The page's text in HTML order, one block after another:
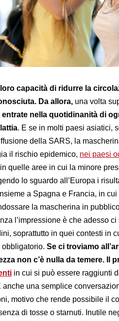
capacità di ridurre la
Da allora, una volta
entrate nella quotidinanità di
. E se in molti paesi asiatici,
della SARS, la
il rischio epidemico, nei paesi
quelle aree in cui la minore
lo sguardo all’Europa i
a Spagna e Francia, in
la mascherina in
l’impressione è che adesso ci
soprattutto in quei contesti in
Se ci troviamo
non c’è nulla da temere. Il
in cui si può essere raggiunti
una semplice
motivo che rende possibile il
di tosse o starnuti. Inutile